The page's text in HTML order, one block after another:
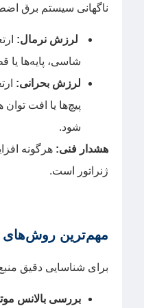
ناگهانی سیستم برق
لرزش نرمال:
شاسی، پایه‌ها
لرزش بحرانی:
پیچ‌ها یا افت
شود.
هشدار فنی: هرگونه
ژنراتور است.
مهم‌ترین روش‌های
برای شناسایی دقیق
بررسی بالانس